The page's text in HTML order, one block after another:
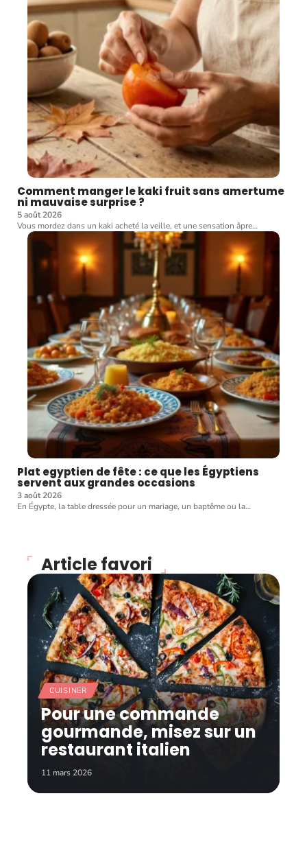
Comment manger le kaki fruit sans amertume
ni mauvaise surprise ?
5 août 2026
Vous mordez dans un kaki acheté la veille, et une sensation âpre…
Plat egyptien de fête : ce que les Égyptiens
servent aux grandes occasions
3 août 2026
En Égypte, la table dressée pour un mariage, un baptême ou la…
Article favori
CUISINER
Pour une commande
gourmande, misez sur un
restaurant italien
11 mars 2026